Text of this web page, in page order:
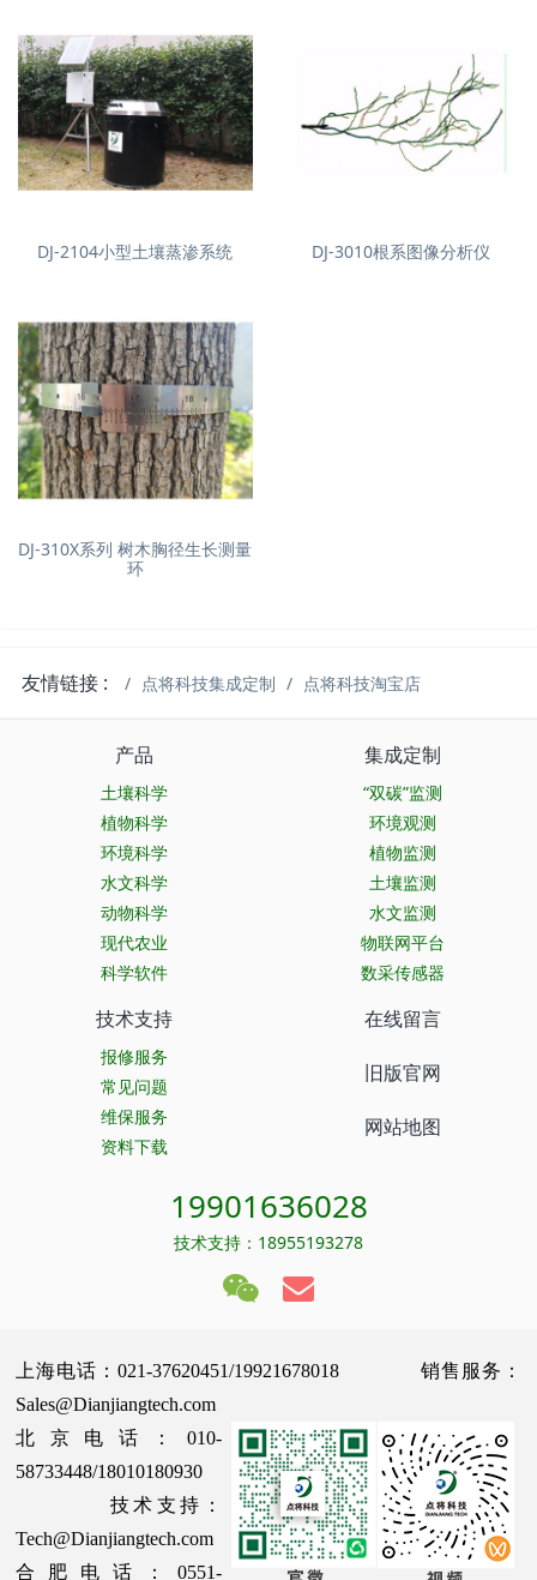
DJ-2104小型土壤蒸渗系统 DJ-3010根系图像分析仪
DJ-310X系列 树木胸径生长测量
环
友情链接 : 点将科技集成定制 点将科技淘宝店
产品
土壤科学
植物科学
环境科学
水文科学
动物科学
现代农业
科学软件
集成定制
“双碳”监测
环境观测
植物监测
土壤监测
水文监测
物联网平台
数采传感器
技术支持
报修服务
常见问题
维保服务
资料下载
在线留言
旧版官网
网站地图
19901636028
技术支持：18955193278
上海电话：021-37620451/19921678018 销售服务：
Sales@Dianjiangtech.com
北京电话：010-
58733448/18010180930
技术支持：
Tech@Dianjiangtech.com
合肥电话：0551-